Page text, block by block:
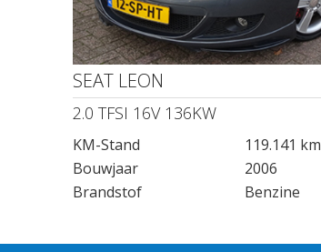
SEAT LEON
2.0 TFSI 16V 136KW
KM-Stand
119.141 km
Bouwjaar
2006
Brandstof
Benzine